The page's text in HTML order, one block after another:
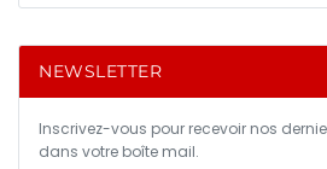
NEWSLETTER
Inscrivez-vous pour recevoir nos
dans votre boîte mail.